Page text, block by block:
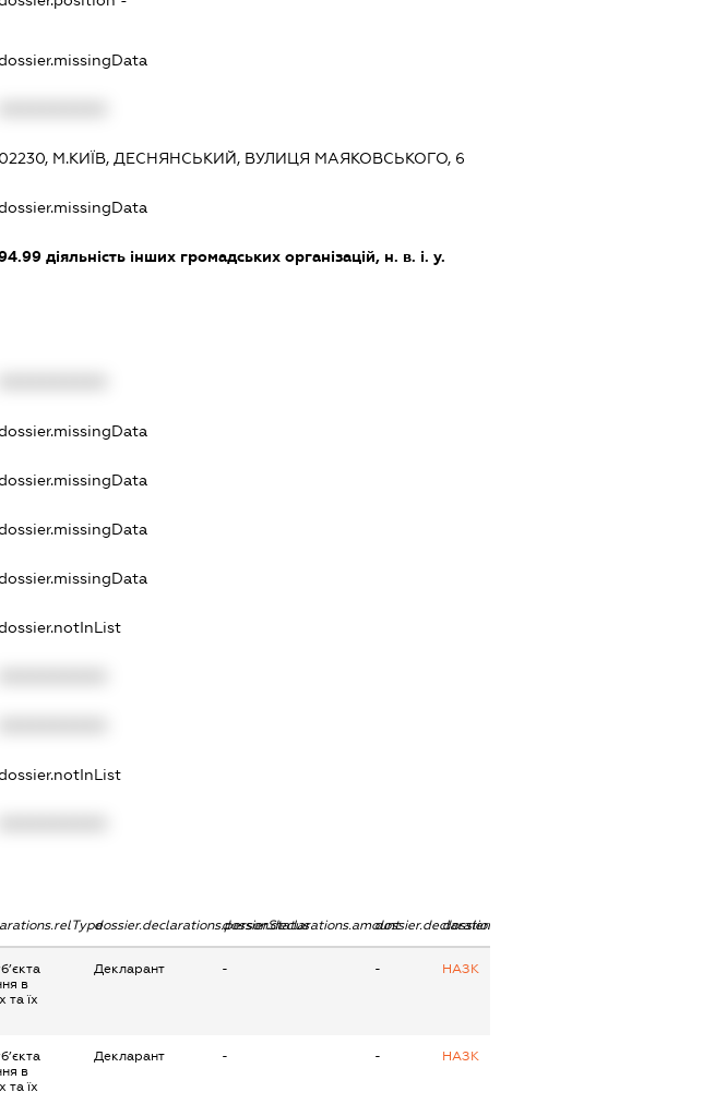
02230, М.КИЇВ, ДЕСНЯНСЬКИЙ, ВУЛИЦЯ МАЯКОВСЬКОГО, 6
діяльність інших громадських організацій, н. в. і. у.
dossier.declarations.personStatusdossier.declarations.amountdossier.declarations.currency
dossier.declarations.source
в
та їх
Декларант - - НАЗК
в
та їх
Декларант - - НАЗК